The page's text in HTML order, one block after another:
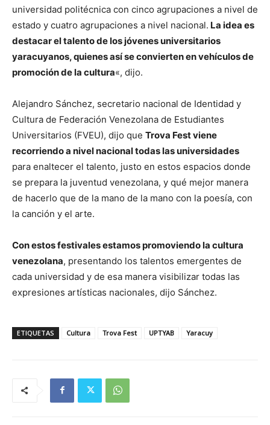
universidad politécnica con cinco agrupaciones a nivel de
estado y cuatro agrupaciones a nivel nacional. La idea es
destacar el talento de los jóvenes universitarios
yaracuyanos, quienes así se convierten en vehículos de
promoción de la cultura«, dijo.
Alejandro Sánchez, secretario nacional de Identidad y
Cultura de Federación Venezolana de Estudiantes
Universitarios (FVEU), dijo que Trova Fest viene
recorriendo a nivel nacional todas las universidades
para enaltecer el talento, justo en estos espacios donde
se prepara la juventud venezolana, y qué mejor manera
de hacerlo que de la mano de la mano con la poesía, con
la canción y el arte.
Con estos festivales estamos promoviendo la cultura
venezolana, presentando los talentos emergentes de
cada universidad y de esa manera visibilizar todas las
expresiones artísticas nacionales, dijo Sánchez.
ETIQUETAS Cultura Trova Fest UPTYAB Yaracuy